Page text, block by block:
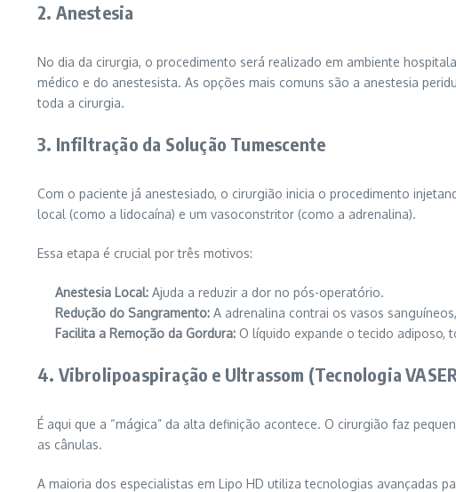
2. Anestesia
No dia da cirurgia, o procedimento será realizado em ambiente
médico e do anestesista. As opções mais comuns são a anestesia
toda a cirurgia.
3. Infiltração da Solução Tumescente
Com o paciente já anestesiado, o cirurgião inicia o procedimento
local (como a lidocaína) e um vasoconstritor (como a adrenalina).
Essa etapa é crucial por três motivos:
Anestesia Local: Ajuda a reduzir a dor no pós-operatório.
Redução do Sangramento: A adrenalina contrai os vasos
Facilita a Remoção da Gordura: O líquido expande o tecido adiposo,
4. Vibrolipoaspiração e Ultrassom (Tecnologia
É aqui que a “mágica” da alta definição acontece. O cirurgião faz
as cânulas.
A maioria dos especialistas em Lipo HD utiliza tecnologias avançadas